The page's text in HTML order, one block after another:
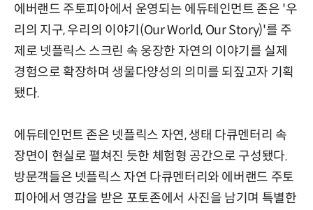
에버랜드 주토피아에서 운영되는 에듀테인먼트 존은 '우
리의 지구, 우리의 이야기(Our World, Our Story)'를 주
제로 넷플릭스 스크린 속 웅장한 자연의 이야기를 실제
경험으로 확장하며 생물다양성의 의미를 되짚고자 기획
됐다.
에듀테인먼트 존은 넷플릭스 자연, 생태 다큐멘터리 속
장면이 현실로 펼쳐진 듯한 체험형 공간으로 구성됐다.
방문객들은 넷플릭스 자연 다큐멘터리와 에버랜드 주토
피아에서 영감을 받은 포토존에서 사진을 남기며 특별한